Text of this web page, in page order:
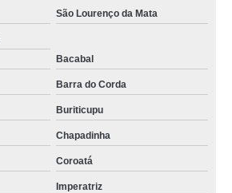
São Lourenço da Mata
Bacabal
Barra do Corda
Buriticupu
Chapadinha
Coroatá
Imperatriz